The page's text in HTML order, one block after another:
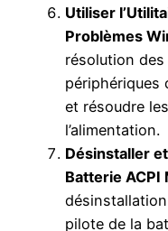
Utiliser
Problèmes
résolution
périphériques
et résoudre
l’alimentation.
Désinstaller
Batterie ACPI
pilote de la